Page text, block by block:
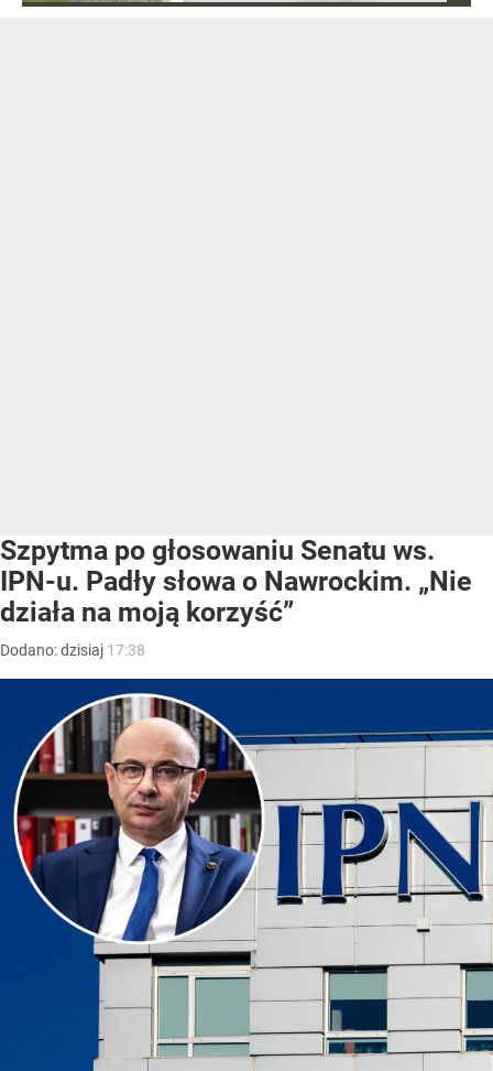
Szpytma po głosowaniu Senatu ws.
IPN-u. Padły słowa o Nawrockim. „Nie
działa na moją korzyść”
Dodano:dzisiaj 17:38